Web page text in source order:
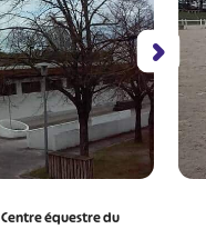
Centre équestre du